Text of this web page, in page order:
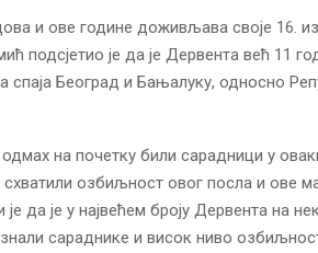
и ове године доживљава своје 16.
подсјетио је да је Дервента већ 11
спаја Београд и Бањалуку, односно
на почетку били сарадници у
озбиљност овог посла и ове
да је у највећем броју Дервента на
сараднике и висок ниво